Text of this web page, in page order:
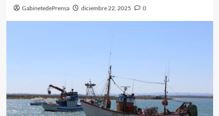
GabinetedePrensa diciembre 22, 2025 0